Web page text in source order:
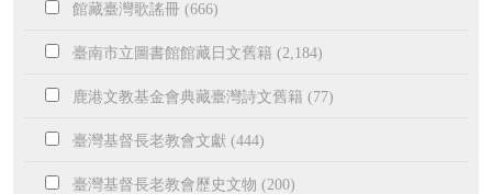
館藏臺灣歌謠冊 (666)
臺南市立圖書館館藏日文舊籍 (2,184)
鹿港文教基金會典藏臺灣詩文舊籍 (77)
臺灣基督長老教會文獻 (444)
臺灣基督長老教會歷史文物 (200)